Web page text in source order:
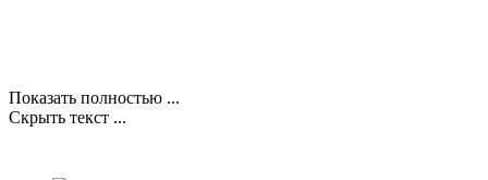
Показать полностью ...
Скрыть текст ...